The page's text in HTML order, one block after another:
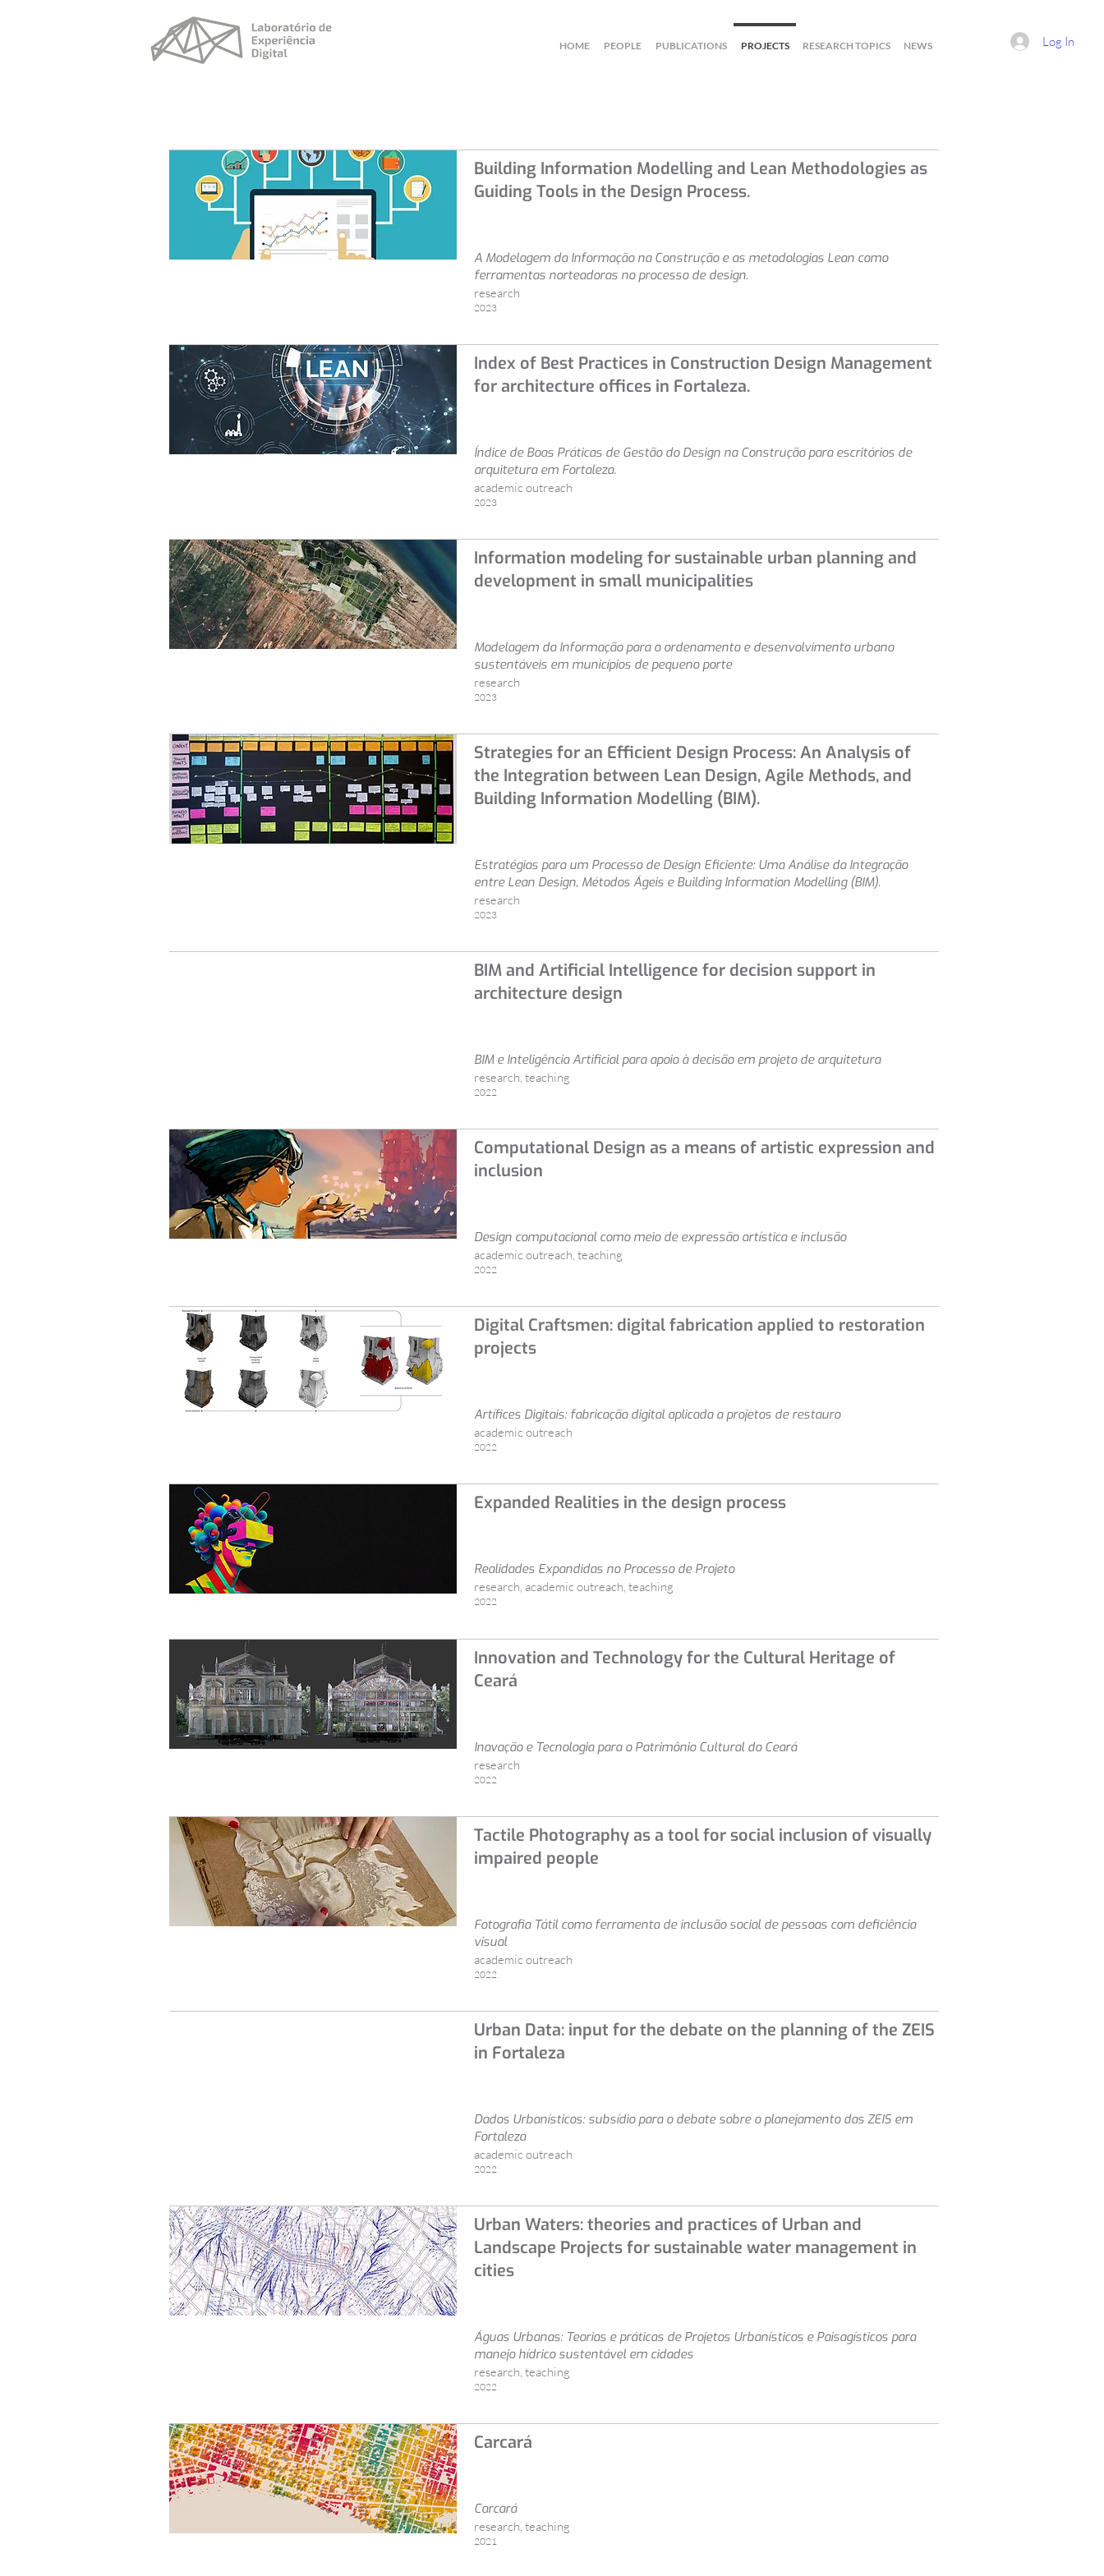
Log In
HOME PEOPLE PUBLICATIONS PROJECTS RESEARCH TOPICS NEWS
A Modelagem da Informação na Construção e as metodologias Lean como
ferramentas norteadoras no processo de design.
Building Information Modelling and Lean Methodologies as
Guiding Tools in the Design Process.
2023
research
Índice de Boas Práticas de Gestão do Design na Construção para escritórios de
arquitetura em Fortaleza.
Index of Best Practices in Construction Design Management
for architecture offices in Fortaleza.
2023
academic outreach
Modelagem da Informação para o ordenamento e desenvolvimento urbano
sustentáveis em municípios de pequeno porte
Information modeling for sustainable urban planning and
development in small municipalities
2023
research
Estratégias para um Processo de Design Eficiente: Uma Análise da Integração
entre Lean Design, Métodos Ágeis e Building Information Modelling (BIM).
Strategies for an Efficient Design Process: An Analysis of
the Integration between Lean Design, Agile Methods, and
Building Information Modelling (BIM).
2023
research
BIM e Inteligência Artificial para apoio à decisão em projeto de arquitetura
BIM and Artificial Intelligence for decision support in
architecture design
2022
research, teaching
Design computacional como meio de expressão artística e inclusão
Computational Design as a means of artistic expression and
inclusion
2022
academic outreach, teaching
Artífices Digitais: fabricação digital aplicada a projetos de restauro
Digital Craftsmen: digital fabrication applied to restoration
projects
2022
academic outreach
Realidades Expandidas no Processo de Projeto
Expanded Realities in the design process
2022
research, academic outreach, teaching
Inovação e Tecnologia para o Patrimônio Cultural do Ceará
Innovation and Technology for the Cultural Heritage of
Ceará
2022
research
Fotografia Tátil como ferramenta de inclusão social de pessoas com deficiência
visual
Tactile Photography as a tool for social inclusion of visually
impaired people
2022
academic outreach
Dados Urbanísticos: subsídio para o debate sobre o planejamento das ZEIS em
Fortaleza
Urban Data: input for the debate on the planning of the ZEIS
in Fortaleza
2022
academic outreach
Águas Urbanas: Teorias e práticas de Projetos Urbanísticos e Paisagísticos para
manejo hídrico sustentável em cidades
Urban Waters: theories and practices of Urban and
Landscape Projects for sustainable water management in
cities
2022
research, teaching
Carcará
Carcará
2021
research, teaching